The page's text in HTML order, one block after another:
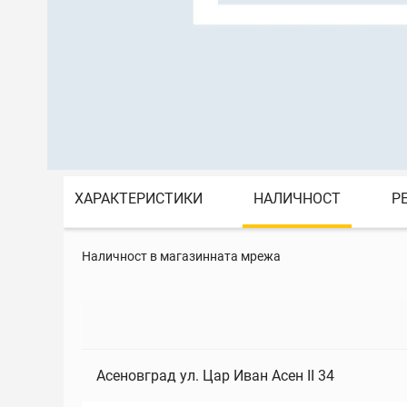
ХАРАКТЕРИСТИКИ НАЛИЧНОСТ
Наличност в магазинната мрежа
Асеновград ул. Цар Иван Асен II 34